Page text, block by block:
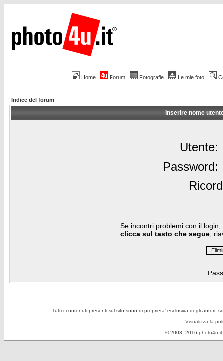
Home Forum Fotografie Le mie foto
Indice del forum
Inserire nome
Utente:
Password:
Se incontri problemi con il
clicca sul tasto che segue ,
Tutti i contenuti presenti sul sito sono di proprieta' esclusiva degli autori,
Visualizza la
© 2003, 2016 photo4u.it